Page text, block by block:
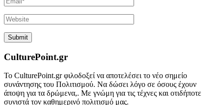
CulturePoint.gr
Το CulturePoint.gr φιλοδοξεί να αποτελέσει το νέο σημείο
συνάντησης του Πολιτισμού. Να δώσει λόγο σε όσους έχουν
άποψη για τα δρώμενα,. Με γνώμη για τις τέχνες και οτιδήποτε
συνιστά τον καθημερινό πολιτισμό μας.